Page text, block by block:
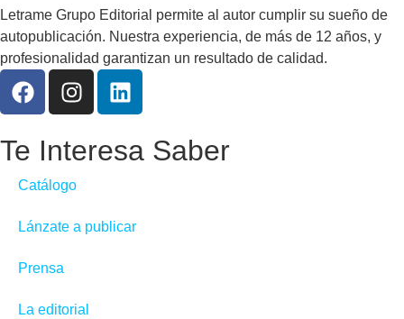
Letrame Grupo Editorial permite al autor cumplir su sueño de
autopublicación. Nuestra experiencia, de más de 12 años, y
profesionalidad garantizan un resultado de calidad.
Te Interesa Saber
Catálogo
Lánzate a publicar
Prensa
La editorial